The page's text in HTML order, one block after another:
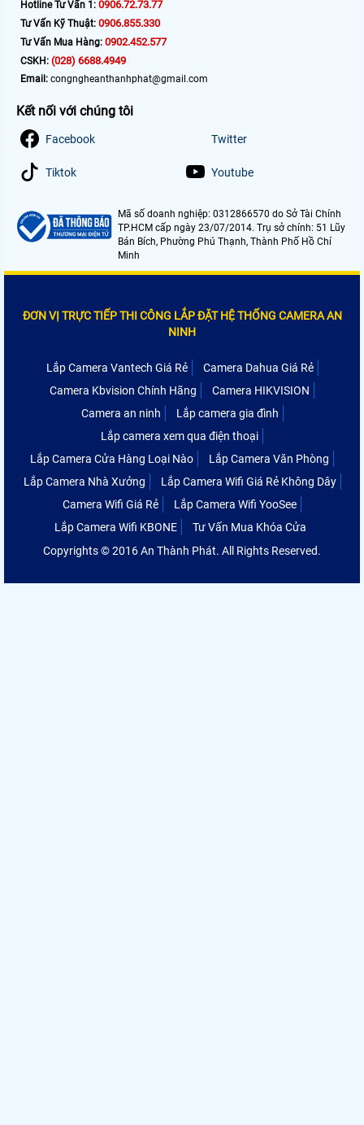
Hotline Tư Vấn 1: 0906.72.73.77
Tư Vấn Kỹ Thuật: 0906.855.330
Tư Vấn Mua Hàng: 0902.452.577
CSKH: (028) 6688.4949
Email: congngheanthanhphat@gmail.com
Kết nối với chúng tôi
Facebook Twitter
Tiktok Youtube
Mã số doanh nghiệp: 0312866570 do Sở Tài Chính
TP.HCM cấp ngày 23/07/2014. Trụ sở chính: 51 Lũy
Bán Bích, Phường Phú Thạnh, Thành Phố Hồ Chí
Minh
ĐƠN VỊ TRỰC TIẾP THI CÔNG LẮP ĐẶT HỆ THỐNG CAMERA AN
NINH
Lắp Camera Vantech Giá Rẻ
Camera Dahua Giá Rẻ
Camera Kbvision Chính Hãng
Camera HIKVISION
Camera an ninh
Lắp camera gia đình
Lắp camera xem qua điện thoại
Lắp Camera Cửa Hàng Loại Nào
Lắp Camera Văn Phòng
Lắp Camera Nhà Xưởng
Lắp Camera Wifi Giá Rẻ Không Dây
Camera Wifi Giá Rẻ
Lắp Camera Wifi YooSee
Lắp Camera Wifi KBONE
Tư Vấn Mua Khóa Cửa
Copyrights © 2016 An Thành Phát. All Rights Reserved.